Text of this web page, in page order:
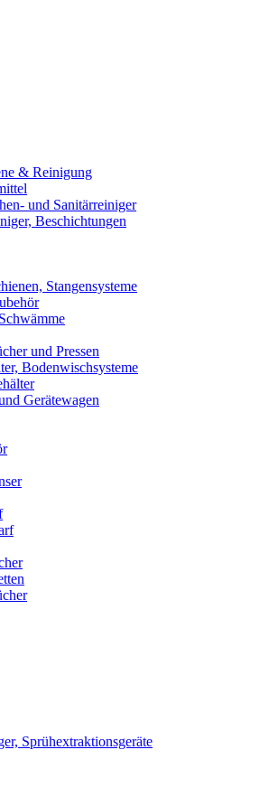
& Reinigung
und Sanitärreiniger
Beschichtungen
Stangensysteme
und Pressen
Bodenwischsysteme
Gerätewagen
Sprühextraktionsgeräte